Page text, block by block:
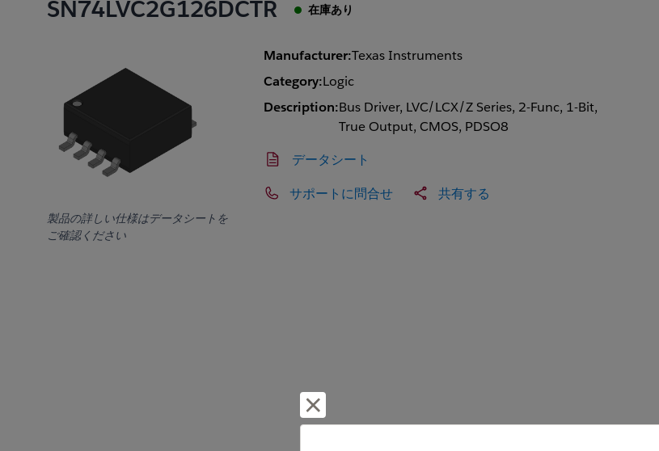
SN74LVC2G126DCTR 在庫あり
製品の詳しい仕様はデータシートを
ご確認ください
Manufacturer:Texas Instruments
Category:Logic
Description:Bus Driver, LVC/LCX/Z Series, 2-Func, 1-Bit,
True Output, CMOS, PDSO8
データシート
サポートに問合せ 共有する